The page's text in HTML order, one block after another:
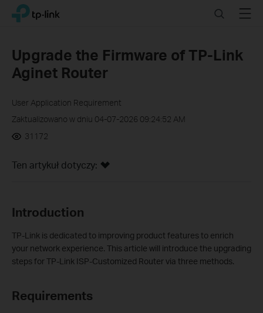
Click
navigation
TP-Link, Reliably Smart SearchMenu
Upgrade the Firmware of TP-Link
Aginet Router
User Application Requirement
Zaktualizowano w dniu 04-07-2026 09:24:52 AM
31172
Ten artykuł dotyczy:
Introduction
TP-Link is dedicated to improving product features to enrich
your network experience. This article will introduce the upgrading
steps for TP-Link ISP-Customized Router via three methods.
Requirements